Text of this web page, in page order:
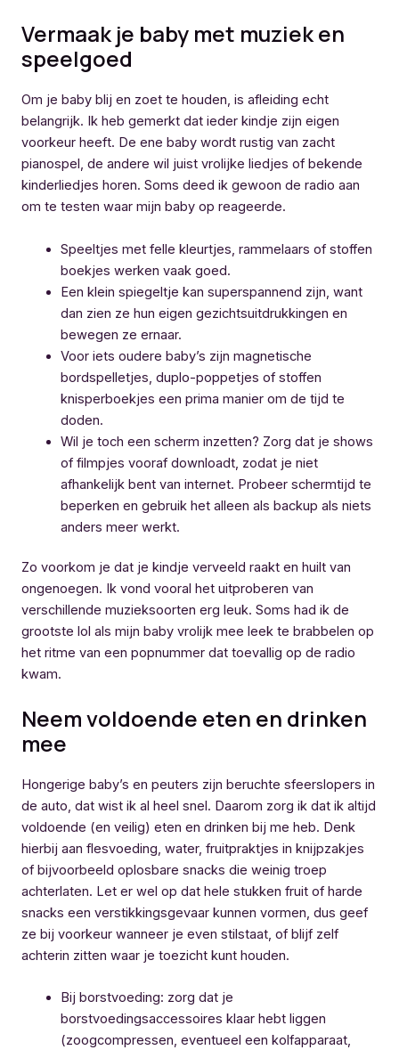
Vermaak je baby met muziek en
speelgoed
Om je baby blij en zoet te houden, is afleiding echt
belangrijk. Ik heb gemerkt dat ieder kindje zijn eigen
voorkeur heeft. De ene baby wordt rustig van zacht
pianospel, de andere wil juist vrolijke liedjes of bekende
kinderliedjes horen. Soms deed ik gewoon de radio aan
om te testen waar mijn baby op reageerde.
Speeltjes met felle kleurtjes, rammelaars of stoffen
boekjes werken vaak goed.
Een klein spiegeltje kan superspannend zijn, want
dan zien ze hun eigen gezichtsuitdrukkingen en
bewegen ze ernaar.
Voor iets oudere baby’s zijn magnetische
bordspelletjes, duplo-poppetjes of stoffen
knisperboekjes een prima manier om de tijd te
doden.
Wil je toch een scherm inzetten? Zorg dat je shows
of filmpjes vooraf downloadt, zodat je niet
afhankelijk bent van internet. Probeer schermtijd te
beperken en gebruik het alleen als backup als niets
anders meer werkt.
Zo voorkom je dat je kindje verveeld raakt en huilt van
ongenoegen. Ik vond vooral het uitproberen van
verschillende muzieksoorten erg leuk. Soms had ik de
grootste lol als mijn baby vrolijk mee leek te brabbelen op
het ritme van een popnummer dat toevallig op de radio
kwam.
Neem voldoende eten en drinken
mee
Hongerige baby’s en peuters zijn beruchte sfeerslopers in
de auto, dat wist ik al heel snel. Daarom zorg ik dat ik altijd
voldoende (en veilig) eten en drinken bij me heb. Denk
hierbij aan flesvoeding, water, fruitpraktjes in knijpzakjes
of bijvoorbeeld oplosbare snacks die weinig troep
achterlaten. Let er wel op dat hele stukken fruit of harde
snacks een verstikkingsgevaar kunnen vormen, dus geef
ze bij voorkeur wanneer je even stilstaat, of blijf zelf
achterin zitten waar je toezicht kunt houden.
Bij borstvoeding: zorg dat je
borstvoedingsaccessoires klaar hebt liggen
(zoogcompressen, eventueel een kolfapparaat,